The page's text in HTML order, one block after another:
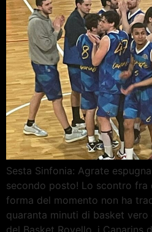
Sesta Sinfonia: Agrate
secondo posto! Lo scontro fra
forma del momento non ha
quaranta minuti di basket vero